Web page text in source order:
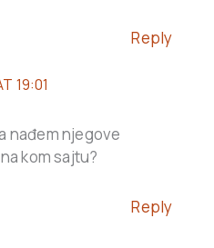
Reply
19:01
nađem njegove
kom sajtu?
Reply